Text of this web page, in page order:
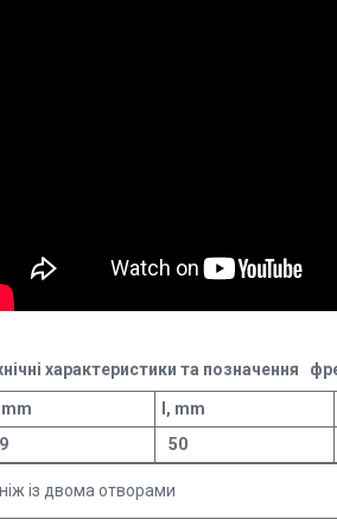
характеристики та позначення
mm I, mm
50
із двома отворами